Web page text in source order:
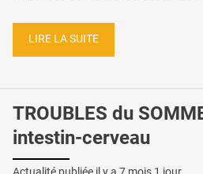
LIRE LA SUITE
TROUBLES du
intestin-cerveau